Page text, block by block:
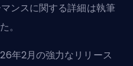
ンスに関する詳細は執筆
。
年2月の強力なリリース